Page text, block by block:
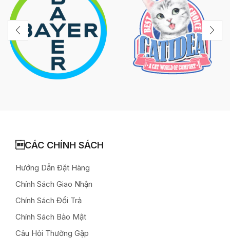
CÁC CHÍNH SÁCH
Hướng Dẫn Đặt Hàng
Chính Sách Giao Nhận
Chính Sách Đổi Trả
Chính Sách Bảo Mật
Câu Hỏi Thường Gặp